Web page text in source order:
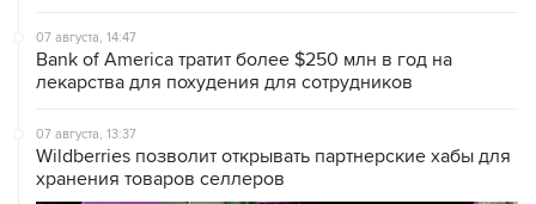
07 августа, 14:47
Bank of America тратит более $250 млн в год на
лекарства для похудения для сотрудников
07 августа, 13:37
Wildberries позволит открывать партнерские хабы для
хранения товаров селлеров